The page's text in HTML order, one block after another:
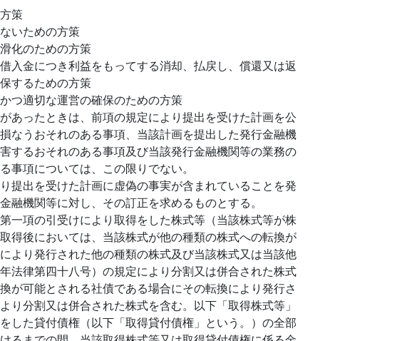
策
いための方策
化のための方策
入金につき利益をもってする消却、払戻し、償還又は返
するための方策
つ適切な運営の確保のための方策
あったときは、前項の規定により提出を受けた計画を公
なうおそれのある事項、当該計画を提出した発行金融機
するおそれのある事項及び当該発行金融機関等の業務の
事項については、この限りでない。
提出を受けた計画に虚偽の事実が含まれていることを発
融機関等に対し、その訂正を求めるものとする。
一項の引受けにより取得をした株式等（当該株式等が株
得後においては、当該株式が他の種類の株式への転換が
より発行された他の種類の株式及び当該株式又は当該他
法律第四十八号）の規定により分割又は併合された株式
が可能とされる社債である場合にその転換により発行さ
り分割又は併合された株式を含む。以下「取得株式等」
した貸付債権（以下「取得貸付債権」という。）の全部